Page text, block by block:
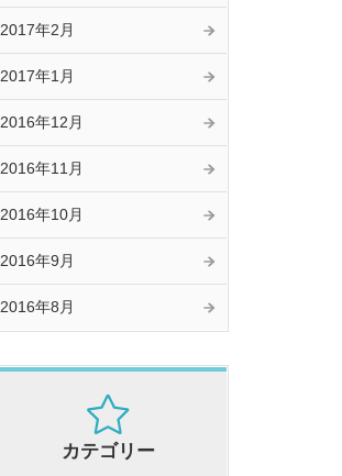
2017年2月
2017年1月
2016年12月
2016年11月
2016年10月
2016年9月
2016年8月
カテゴリー